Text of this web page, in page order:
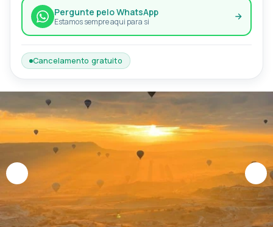
Pergunte pelo WhatsApp
Estamos sempre aqui para si
Cancelamento gratuito